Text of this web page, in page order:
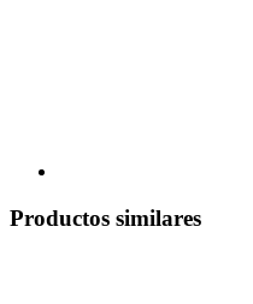
Productos similares